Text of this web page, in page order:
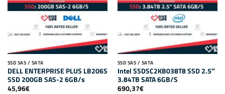
SSD SAS / SATA
DELL ENTERPRISE PLUS LB206S
SSD 200GB SAS-2 6GB/s
45,96€
SSD SAS / SATA
Intel SSDSC2KB038T8 SSD 2.5″
3.84TB SATA 6GB/S
690,37€